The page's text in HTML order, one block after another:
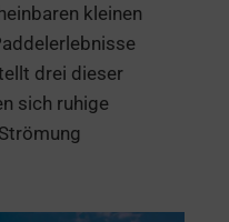
kleinen
drei dieser
sich ruhige